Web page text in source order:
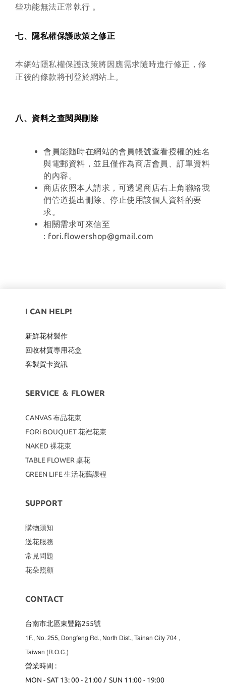
些功能無法正常執行 。
七、隱私權保護政策之修正
本網站隱私權保護政策將因應需求隨時進行修正，修
正後的條款將刊登於網站上。
八、資料之查閱與刪除
會員能隨時在網站的會員帳號查看授權的姓名
與電郵資料，並且僅作為商店會員、訂單資料
的內容。
商店依照本人請求，可透過商店右上角聯絡我
們管道提出刪除、停止使用該個人資料的要
求。
相關需求可來信至
: fori.flowershop@gmail.com
I CAN HELP!
新鮮花材製作
回收材質專用花盒
客製賀卡資訊
SERVICE ＆ FLOWER
CANVAS布品花束
FORi BOUQUET 花裡花束
NAKED 裸花束
TABLE FLOWER 桌花
GREEN LIFE 生活花藝課程
SUPPORT
購物須知
送花服務
常見問題
花朵照顧
CONTACT
台南市北區東豐路255號
1F., No. 255, Dongfeng Rd., North Dist., Tainan City 704 ,
Taiwan (R.O.C.)
營業時間 :
MON - SAT 13: 00 - 21:00 / SUN 11:00 - 19:00